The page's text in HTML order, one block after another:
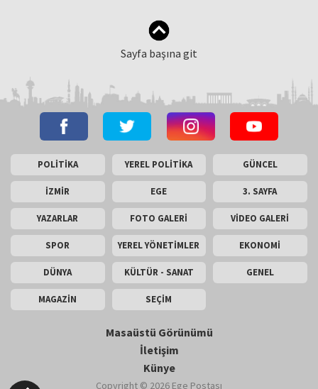
Sayfa başına git
POLİTİKA YEREL POLİTİKA GÜNCEL
İZMİR EGE 3. SAYFA
YAZARLAR FOTO GALERİ VİDEO GALERİ
SPOR YEREL YÖNETİMLER EKONOMİ
DÜNYA KÜLTÜR - SANAT GENEL
MAGAZİN SEÇİM
Masaüstü Görünümü
İletişim
Künye
Copyright © 2026 Ege Postası